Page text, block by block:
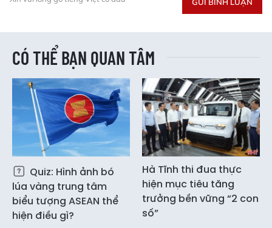
CÓ THỂ BẠN QUAN TÂM
Quiz: Hình ảnh bó
lúa vàng trung tâm
biểu tượng ASEAN thể
hiện điều gì?
Hà Tĩnh thi đua thực
hiện mục tiêu tăng
trưởng bền vững “2 con
số”